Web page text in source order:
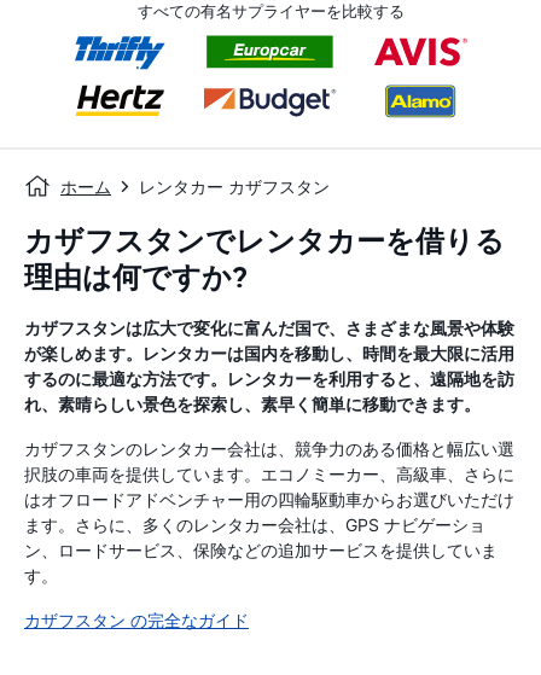
すべての有名サプライヤーを比較する
ホーム レンタカー カザフスタン
カザフスタンでレンタカーを借りる
理由は何ですか?
カザフスタンは広大で変化に富んだ国で、さまざまな風景や体験
が楽しめます。レンタカーは国内を移動し、時間を最大限に活用
するのに最適な方法です。レンタカーを利用すると、遠隔地を訪
れ、素晴らしい景色を探索し、素早く簡単に移動できます。
カザフスタンのレンタカー会社は、競争力のある価格と幅広い選
択肢の車両を提供しています。エコノミーカー、高級車、さらに
はオフロードアドベンチャー用の四輪駆動車からお選びいただけ
ます。さらに、多くのレンタカー会社は、GPS ナビゲーショ
ン、ロードサービス、保険などの追加サービスを提供していま
す。
カザフスタン の完全なガイド